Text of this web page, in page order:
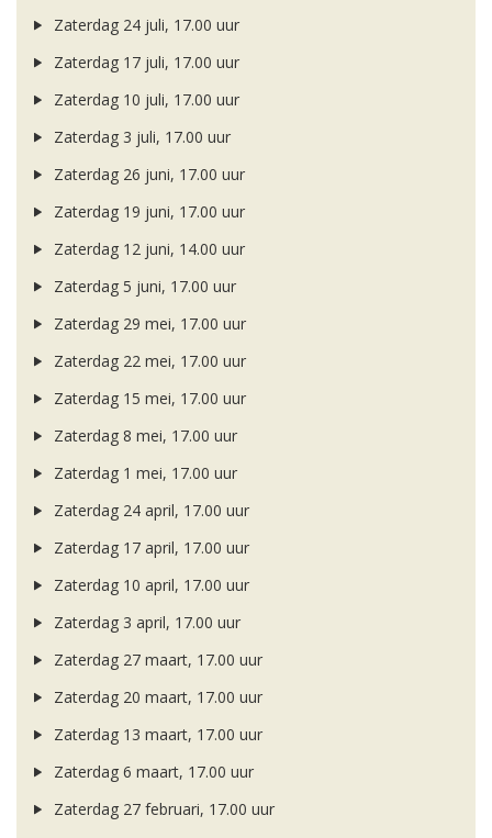
Zaterdag 24 juli, 17.00 uur
Zaterdag 17 juli, 17.00 uur
Zaterdag 10 juli, 17.00 uur
Zaterdag 3 juli, 17.00 uur
Zaterdag 26 juni, 17.00 uur
Zaterdag 19 juni, 17.00 uur
Zaterdag 12 juni, 14.00 uur
Zaterdag 5 juni, 17.00 uur
Zaterdag 29 mei, 17.00 uur
Zaterdag 22 mei, 17.00 uur
Zaterdag 15 mei, 17.00 uur
Zaterdag 8 mei, 17.00 uur
Zaterdag 1 mei, 17.00 uur
Zaterdag 24 april, 17.00 uur
Zaterdag 17 april, 17.00 uur
Zaterdag 10 april, 17.00 uur
Zaterdag 3 april, 17.00 uur
Zaterdag 27 maart, 17.00 uur
Zaterdag 20 maart, 17.00 uur
Zaterdag 13 maart, 17.00 uur
Zaterdag 6 maart, 17.00 uur
Zaterdag 27 februari, 17.00 uur